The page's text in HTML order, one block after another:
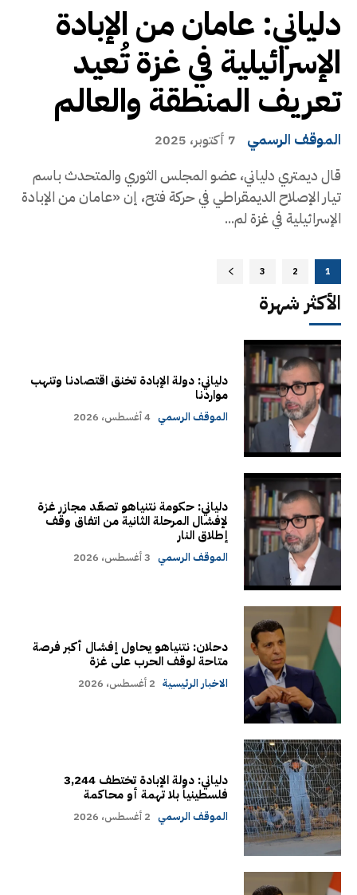
دلياني: عامان من الإبادة
الإسرائيلية في غزة تُعيد
تعريف المنطقة والعالم
الموقف الرسمي 7 أكتوبر، 2025
قال ديمتري دلياني، عضو المجلس الثوري والمتحدث باسم
تيار الإصلاح الديمقراطي في حركة فتح، إن «عامان من الإبادة
الإسرائيلية في غزة لم...
1
2
3
الأكثر شهرة
دلياني: دولة الإبادة تخنق اقتصادنا وتنهب
مواردنا
الموقف الرسمي 4 أغسطس، 2026
دلياني: حكومة نتنياهو تصعّد مجازر غزة
لإفشال المرحلة الثانية من اتفاق وقف
إطلاق النار
الموقف الرسمي 3 أغسطس، 2026
دحلان: نتنياهو يحاول إفشال أكبر فرصة
متاحة لوقف الحرب على غزة
الاخبار الرئيسية 2 أغسطس، 2026
دلياني: دولة الإبادة تختطف 3,244
فلسطينياً بلا تهمة أو محاكمة
الموقف الرسمي 2 أغسطس، 2026